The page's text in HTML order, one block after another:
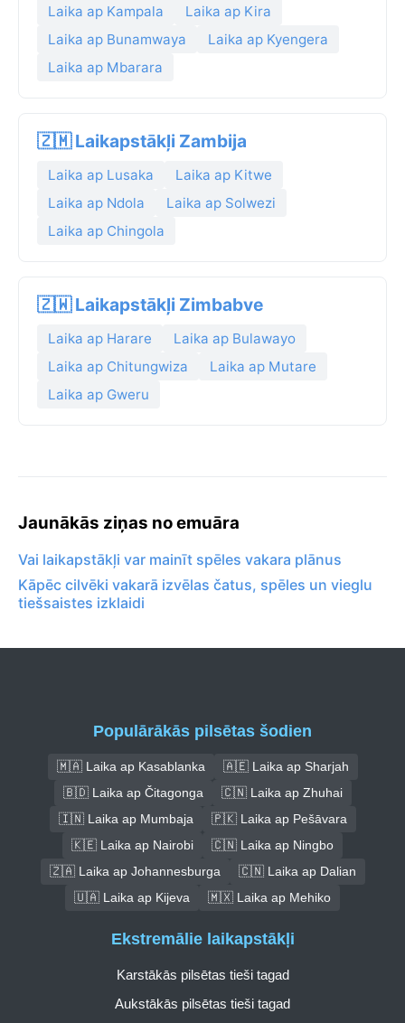
Laika ap Kampala
Laika ap Kira
Laika ap Bunamwaya
Laika ap Kyengera
Laika ap Mbarara
🇿🇲 Laikapstākļi Zambija
Laika ap Lusaka
Laika ap Kitwe
Laika ap Ndola
Laika ap Solwezi
Laika ap Chingola
🇿🇼 Laikapstākļi Zimbabve
Laika ap Harare
Laika ap Bulawayo
Laika ap Chitungwiza
Laika ap Mutare
Laika ap Gweru
Jaunākās ziņas no emuāra
Vai laikapstākļi var mainīt spēles vakara plānus
Kāpēc cilvēki vakarā izvēlas čatus, spēles un vieglu
tiešsaistes izklaidi
Populārākās pilsētas šodien
🇲🇦 Laika ap Kasablanka
🇦🇪 Laika ap Sharjah
🇧🇩 Laika ap Čitagonga
🇨🇳 Laika ap Zhuhai
🇮🇳 Laika ap Mumbaja
🇵🇰 Laika ap Pešāvara
🇰🇪 Laika ap Nairobi
🇨🇳 Laika ap Ningbo
🇿🇦 Laika ap Johannesburga
🇨🇳 Laika ap Dalian
🇺🇦 Laika ap Kijeva
🇲🇽 Laika ap Mehiko
Ekstremālie laikapstākļi
Karstākās pilsētas tieši tagad
Aukstākās pilsētas tieši tagad